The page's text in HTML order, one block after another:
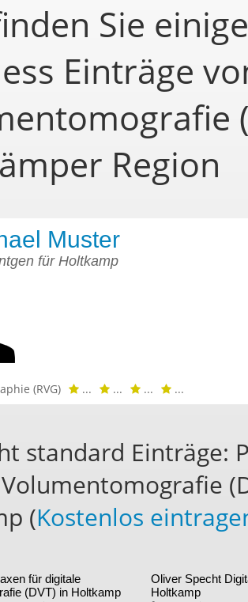
Sie
Einträge
Region
Muster
für Holtkamp
(RVG) ... ... ... ...
standard Einträge:
(Kostenlos
für digitale
(DVT) in Holtkamp
Oliver Specht
Holtkamp